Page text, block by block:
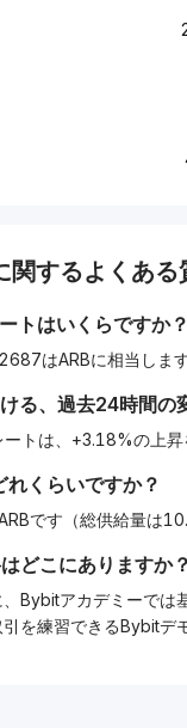
するよくある
トはいくらですか？
はARBに相当します
る、過去24時間の
トは、+3.18%の上昇
れくらいですか？
です（総供給量は
どこにありますか？
Bybitアカデミーでは
を練習できるBybitデ